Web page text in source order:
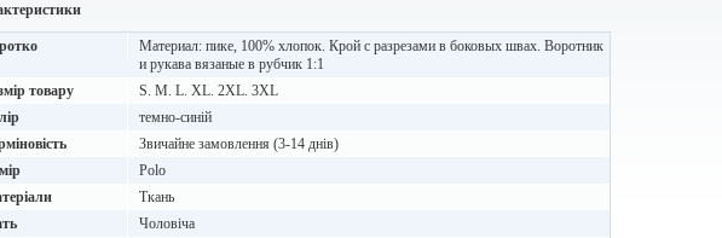
Материал: пике, 100% хлопок. Крой с разрезами в боковых швах. Воротник
и рукава вязаные в рубчик 1:1
товару
S. M. L. XL. 2XL. 3XL
темно-синій
Звичайне замовлення (3-14 днів)
Polo
Ткань
Чоловіча